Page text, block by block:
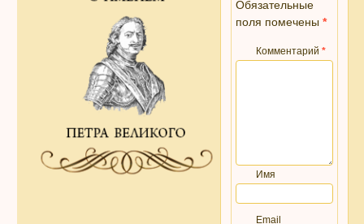
Обязательные
поля помечены *
Комментарий *
Имя
Email